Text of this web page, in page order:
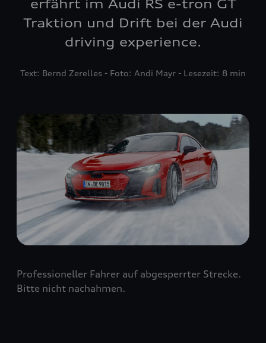
erfährt im Audi RS e-tron GT
Traktion und Drift bei der Audi
driving experience.
Text: Bernd Zerelles - Foto: Andi Mayr - Lesezeit: 8 min
Professioneller Fahrer auf abgesperrter Strecke.
Bitte nicht nachahmen.